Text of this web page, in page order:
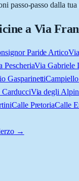
passo-passo dalla tua
a Via
Paride Artico
PescheriaVia Gabriele
Gasparinetti
CarducciVia degli
Calle PretoriaCalle
→